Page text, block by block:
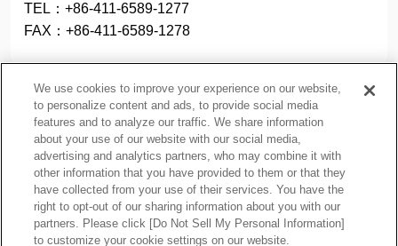
TEL：+86-411-6589-1277
FAX：+86-411-6589-1278
プライバシーポリシー
クッキーポリシー
ご利用上の注意
関連リンク
サイトマップ
We use cookies to improve your experience on our website,
to personalize content and ads, to provide social media
features and to analyze our traffic. We share information
about your use of our website with our social media,
advertising and analytics partners, who may combine it with
other information that you have provided to them or that they
have collected from your use of their services. You have the
right to opt-out of our sharing information about you with our
partners. Please click [Do Not Sell My Personal Information]
to customize your cookie settings on our website.